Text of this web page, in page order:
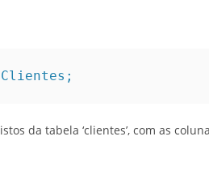
Clientes;
da tabela ‘clientes’, com as colunas